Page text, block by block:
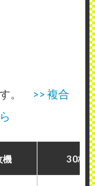
す。
>> 複合
機 30枚機